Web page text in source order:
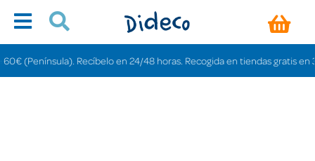
en 24/48 horas. Recogida en tiendas gratis en 3-6 días.